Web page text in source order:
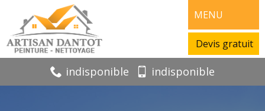
MENU
Devis gratuit
indisponible indisponible